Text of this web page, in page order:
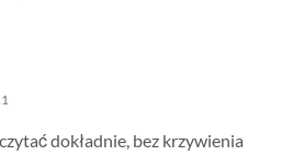
dokładnie, bez krzywienia